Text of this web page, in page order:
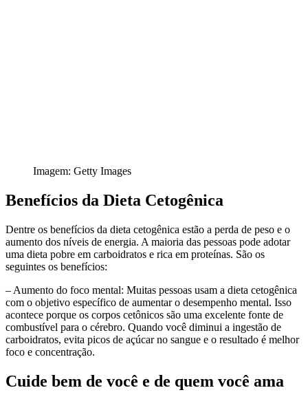
Imagem: Getty Images
Benefícios da Dieta Cetogênica
Dentre os benefícios da dieta cetogênica estão a perda de peso e o
aumento dos níveis de energia. A maioria das pessoas pode adotar
uma dieta pobre em carboidratos e rica em proteínas. São os
seguintes os benefícios:
– Aumento do foco mental: Muitas pessoas usam a dieta cetogênica
com o objetivo específico de aumentar o desempenho mental. Isso
acontece porque os corpos cetônicos são uma excelente fonte de
combustível para o cérebro. Quando você diminui a ingestão de
carboidratos, evita picos de açúcar no sangue e o resultado é melhor
foco e concentração.
Cuide bem de você e de quem você ama